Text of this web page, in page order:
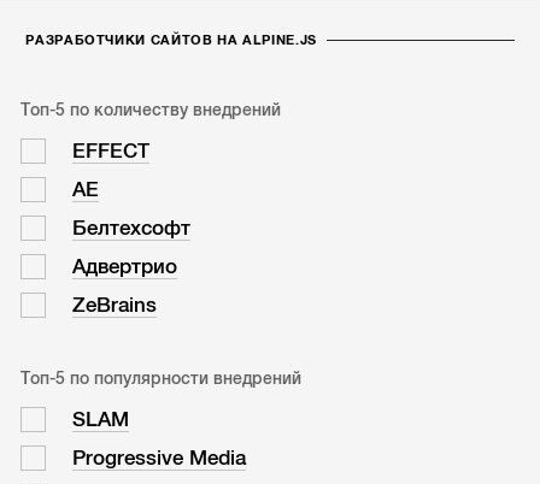
РАЗРАБОТЧИКИ САЙТОВ НА ALPINE.JS
Топ-5 по количеству внедрений
EFFECT
АЕ
Белтехсофт
Адвертрио
ZeBrains
Топ-5 по популярности внедрений
SLAM
Progressive Media